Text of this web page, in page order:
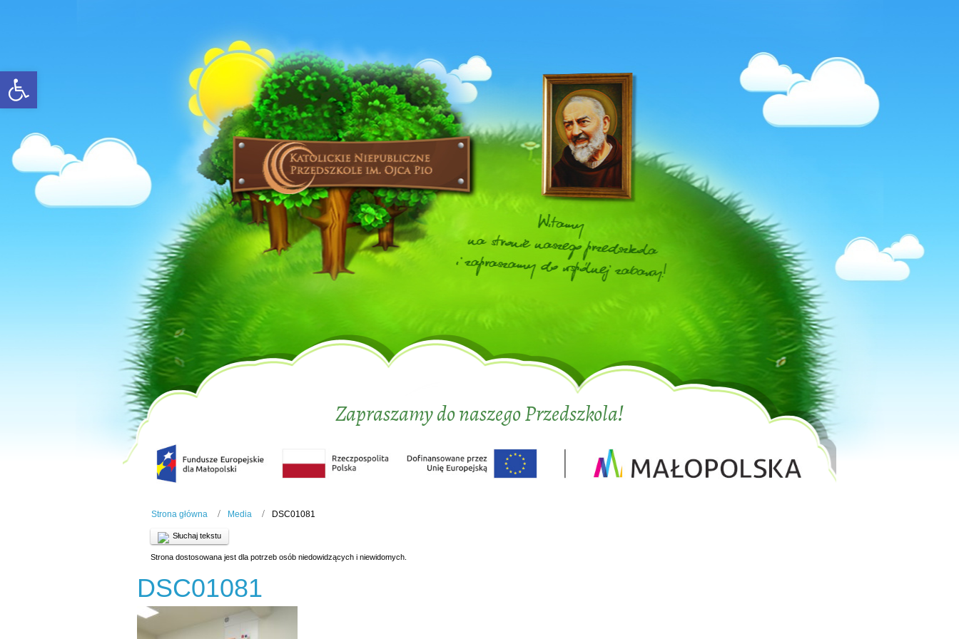
Open toolbar
Zapraszamy do naszego Przedszkola!
Strona główna Media DSC01081
Słuchaj tekstu
Strona dostosowana jest dla potrzeb osób niedowidzących i niewidomych.
DSC01081